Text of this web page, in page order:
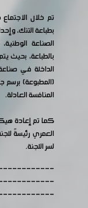
تم خلال
بطباعة التنك،
الصناعة
بالطباعة، بحيث
الداخلة في
(المطبوعة) برسم
المنافسة العادلة.
كما تم إعادة
العمري رئيسةً
لسر اللجنة.